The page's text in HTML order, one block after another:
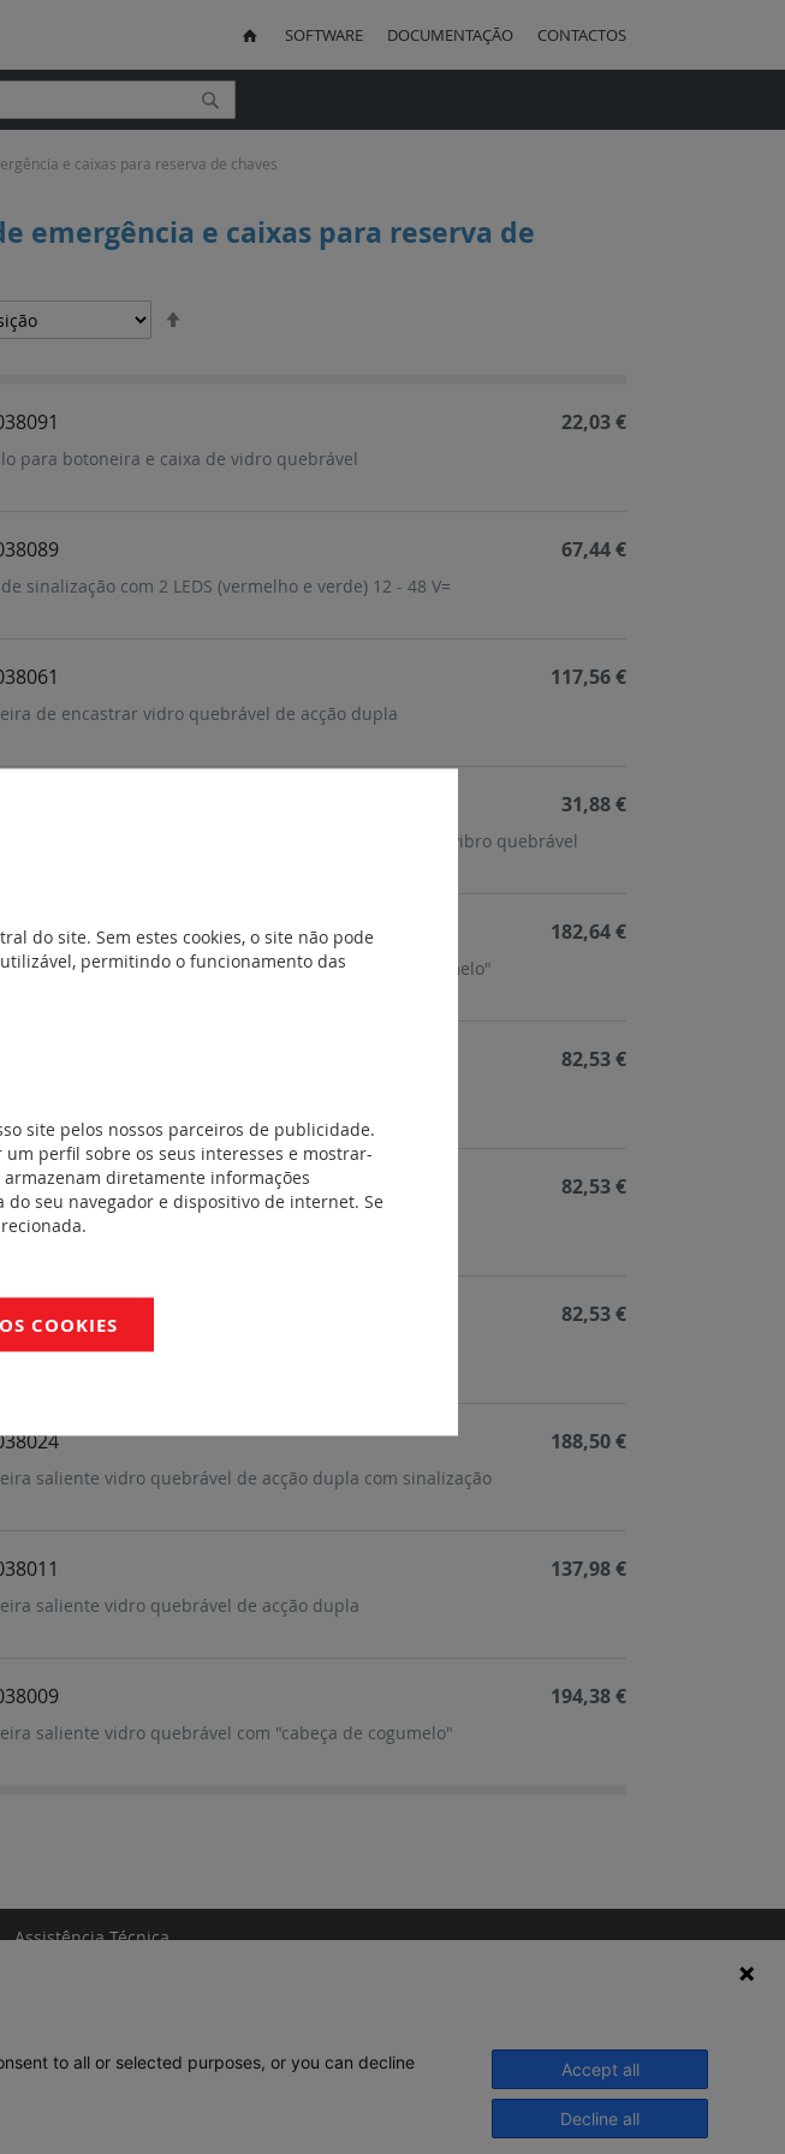
SOFTWARE DOCUMENTAÇÃO CONTACTOS
Pesquisa
e caixas para reserva de chaves
emergência e caixas para reserva de
para botoneira e caixa de vidro quebrável
22,03 €
sinalização com 2 LEDS (vermelho e verde) 12 - 48 V=
67,44 €
de encastrar vidro quebrável de acção dupla
117,56 €
de 5 vidros de substituição para botoneiras e caixas de vibro quebrável
31,88 €
de encastrar vidro quebrável com "cabeça de cogumelo"
182,64 €
82,53 €
reserva de chaves - verde
82,53 €
reserva de chaves - vermelha
82,53 €
saliente vidro quebrável de acção dupla com sinalização
188,50 €
saliente vidro quebrável de acção dupla
137,98 €
saliente vidro quebrável com "cabeça de cogumelo"
194,38 €
Assistência Técnica
do site. Sem estes cookies, o site não pode
permitindo o funcionamento das
site pelos nossos parceiros de publicidade.
perfil sobre os seus interesses e mostrar-
diretamente informações
do seu navegador e dispositivo de internet. Se
COOKIES
© 2020 Legrand. Todos os direitos
to all or selected purposes, or you can decline
Accept all
Decline all